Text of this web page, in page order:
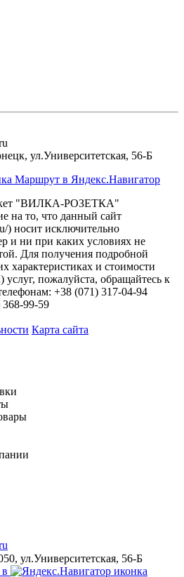
, ул.Университетская, 56-Б
Маршрут в Яндекс.Навигатор
"ВИЛКА-РОЗЕТКА"
на то, что данный сайт
) носит исключительно
и ни при каких условиях не
Для получения подробной
характеристиках и стоимости
пожалуйста, обращайтесь к
+38 (071) 317-04-94
368-99-59
Карта сайта
ул.Университетская, 56-Б